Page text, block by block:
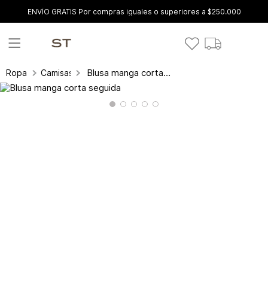
ENVÍO GRATIS Por compras iguales o superiores a $250.000
Ropa Camisas y blusas Blusa manga corta seguida